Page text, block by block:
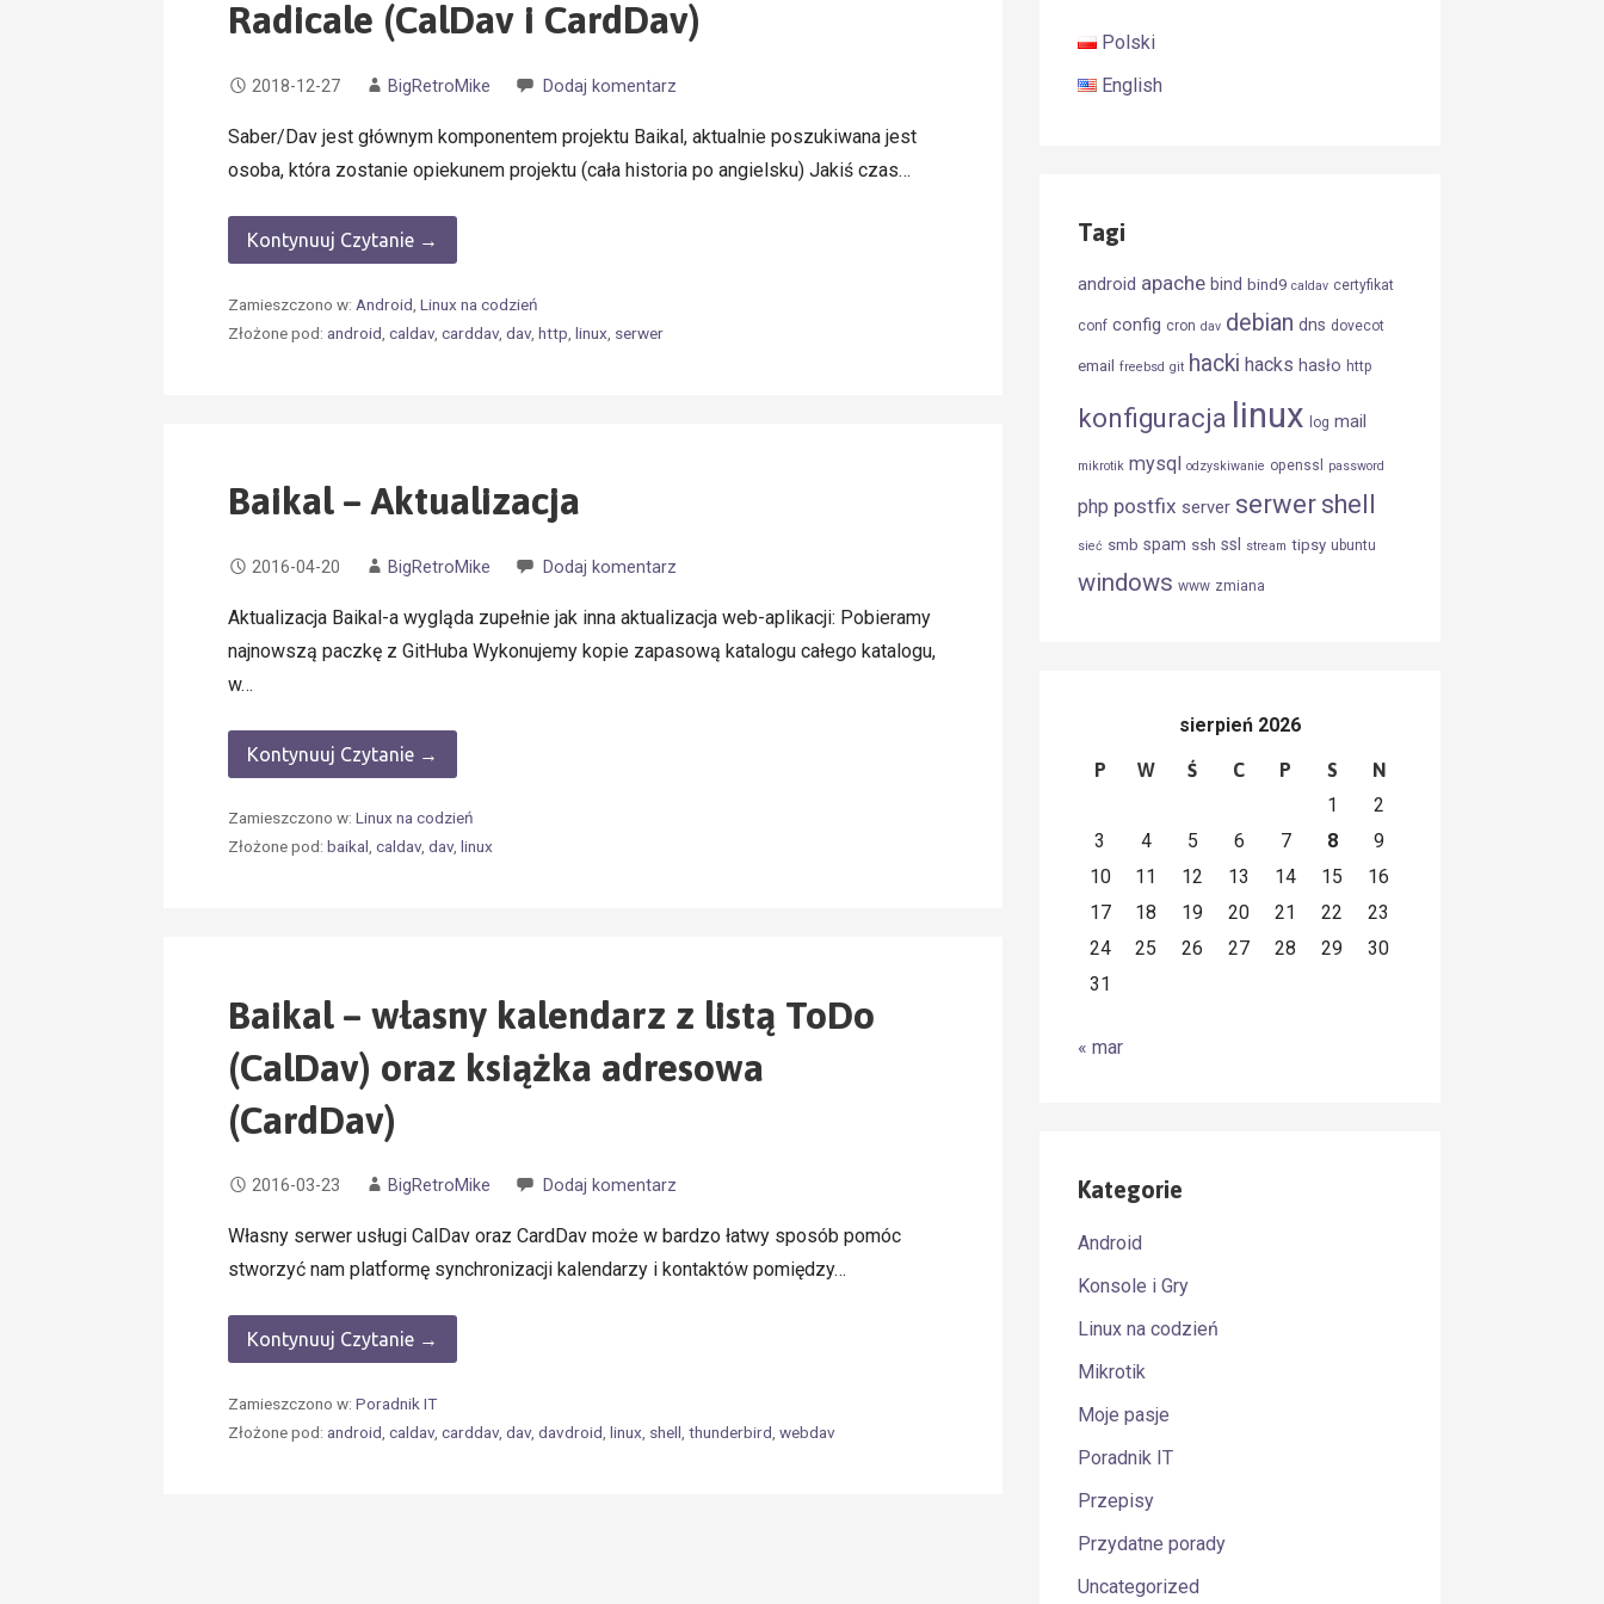
Radicale (CalDav i CardDav)
2018-12-27 BigRetroMike Dodaj komentarz
Saber/Dav jest głównym komponentem projektu Baikal, aktualnie poszukiwana jest
osoba, która zostanie opiekunem projektu (cała historia po angielsku) Jakiś czas…
Kontynuuj Czytanie →
Zamieszczono w: Android ,Linux na codzień
Złożone pod: android ,caldav,carddav,dav,http ,linux serwer
Baikal – Aktualizacja
2016-04-20 BigRetroMike Dodaj komentarz
Aktualizacja Baikal-a wygląda zupełnie jak inna aktualizacja web-aplikacji: Pobieramy
najnowszą paczkę z GitHuba Wykonujemy kopie zapasową katalogu całego katalogu,
w…
Kontynuuj Czytanie →
Zamieszczono w:Linux na codzień
Złożone pod:baikal,caldav,dav,linux
Baikal – własny kalendarz z listą ToDo
(CalDav) oraz książka adresowa
(CardDav)
2016-03-23 BigRetroMike Dodaj komentarz
Własny serwer usługi CalDav oraz CardDav może w bardzo łatwy sposób pomóc
stworzyć nam platformę synchronizacji kalendarzy i kontaktów pomiędzy…
Kontynuuj Czytanie →
Zamieszczono w:Poradnik IT
Złożone pod: android ,caldav,carddav,dav,davdroid ,linux shell ,thunderbird ,webdav
Polski
English
Tagi
android apache bind bind9 caldav certyfikat
conf config cron dav debian dns dovecot
email freebsd git hacki hacks hasło http
konfiguracja linux log mail
mikrotik mysql odzyskiwanie openssl password
php postfix server serwer shell
sieć smb spam ssh ssl stream tipsy ubuntu
windows www zmiana
sierpień 2026
P W Ś C P S N
1
2
3
4 5 6 7 8
9
10
11 12 13 14 15
16
17
18 19 20 21 22
23
24
25 26 27 28 29
30
31
« mar
Kategorie
Android
Konsole i Gry
Linux na codzień
Mikrotik
Moje pasje
Poradnik IT
Przepisy
Przydatne porady
Uncategorized